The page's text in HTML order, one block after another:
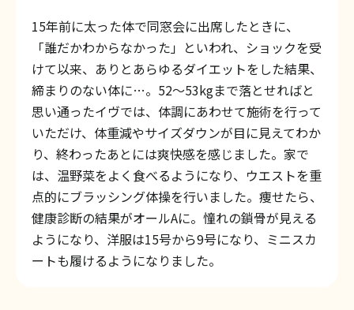
15年前に太った体で同窓会に出席したときに、
「誰だかわからなかった」といわれ、ショックを受
けて以来、ありとあらゆるダイエットをした結果、
締まりのない体に…。52〜53kgまで落とせればと
思い通ったイヴでは、体調にあわせて施術を行って
いただけ、体重減やサイズダウンが目に見えてわか
り、終わったあとには爽快感を感じました。家で
は、温野菜をよく食べるようになり、ウエストを重
点的にブラッシング体操を行いました。痩せたら、
健康診断の結果がオールAに。憧れの鎖骨が見える
ようになり、洋服は15号から9号になり、ミニスカ
ートも履けるようになりました。